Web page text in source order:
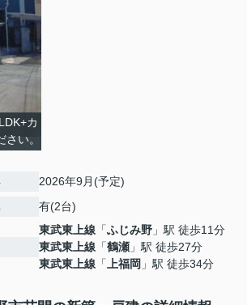
カ
い。
2026年9月(予定)
有(2台)
東武東上線 「ふじみ野 」駅 徒歩11分
東武東上線 「鶴瀬 」駅 徒歩27分
東武東上線 「 上福岡 」駅 徒歩34分